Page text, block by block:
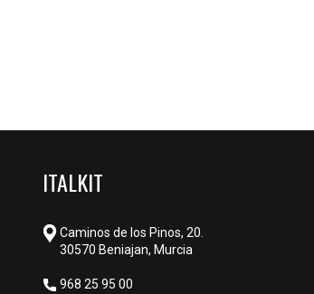
ITALKIT
Caminos de los Pinos, 20.
30570 Beniajan, Murcia
968 25 95 00